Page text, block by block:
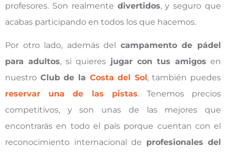
profesores. Son realmente divertidos, y seguro que
acabas participando en todos los que hacemos.
Por otro lado, además del campamento de pádel
para adultos, si quieres jugar con tus amigos en
nuestro Club de la Costa del Sol, también puedes
reservar una de las pistas. Tenemos precios
competitivos, y son unas de las mejores que
encontrarás en todo el país porque cuentan con el
reconocimiento internacional de profesionales del